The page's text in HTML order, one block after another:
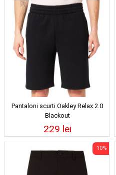
Pantaloni scurti Oakley Relax 2.0
Blackout
229 lei
-10%